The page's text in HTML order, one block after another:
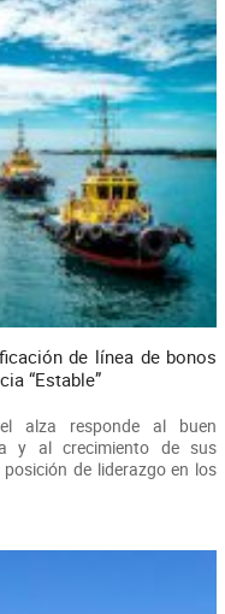
de línea de bonos
“Estable”
alza responde al buen
y al crecimiento de sus
de liderazgo en los